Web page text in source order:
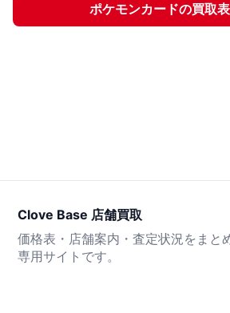
ポケモンカードの買取
Clove Base 店舗買取
価格表・店舗案内・査定状況をまと
専用サイトです。